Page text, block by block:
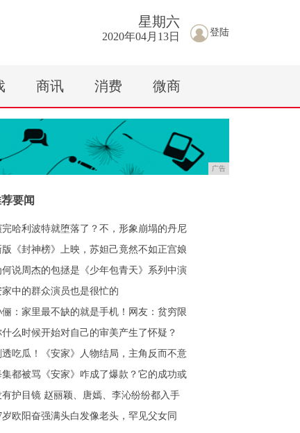
登陆
星期六
2020年04月13日
商讯 消费 微商
广告
要闻
完哈利波特就堕落了？不，形象崩塌的丹尼
版《封神榜》上映，苏妲己竟然不如正宫娘
何说周杰的包拯是《少年包青天》系列中演
家中的群众演员也是很忙的
俪：家里最不缺的就是手机！网友：贫穷限
什么时候开始对自己的审美产生了怀疑？
透吃瓜！《安家》人物结局，主角反而不意
集都被骂《安家》咋成了爆款？它的成功或
有护目镜 赵丽颖、唐嫣、李沁纷纷都入手
岁欧阳奋强满头白发像老头，罕见父女同